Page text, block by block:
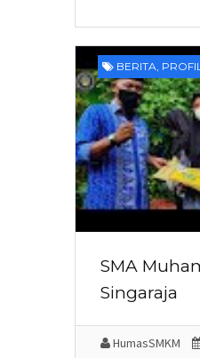
BERITA,
SMA
Singaraja
HumasSMKM